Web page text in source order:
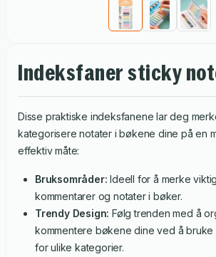
Indeksfaner sticky
Disse praktiske indeksfanene lar deg
kategorisere notater i bøkene dine på en
effektiv måte:
Bruksområder: Ideell for å merke
kommentarer og notater i bøker.
Trendy Design: Følg trenden med å
kommentere bøkene dine ved å
for ulike kategorier.